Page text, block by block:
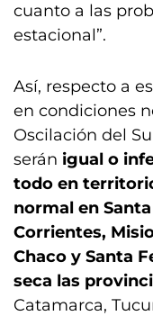
cuanto a las
estacional”.
Así, respecto a
en condiciones
Oscilación del
serán igual o
todo en
normal en
Corrientes,
Chaco y Santa
seca las
Catamarca,